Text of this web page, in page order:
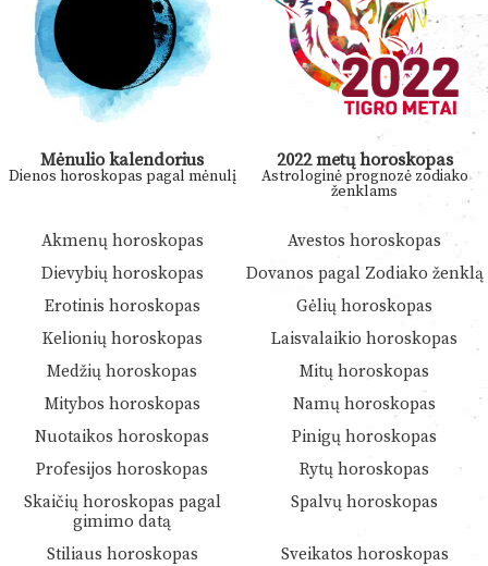
Mėnulio kalendorius
Dienos horoskopas pagal mėnulį
2022 metų horoskopas
Astrologinė prognozė zodiako
ženklams
Akmenų horoskopas
Avestos horoskopas
Dievybių horoskopas
Dovanos pagal Zodiako ženklą
Erotinis horoskopas
Gėlių horoskopas
Kelionių horoskopas
Laisvalaikio horoskopas
Medžių horoskopas
Mitų horoskopas
Mitybos horoskopas
Namų horoskopas
Nuotaikos horoskopas
Pinigų horoskopas
Profesijos horoskopas
Rytų horoskopas
Skaičių horoskopas pagal
gimimo datą
Spalvų horoskopas
Stiliaus horoskopas
Sveikatos horoskopas